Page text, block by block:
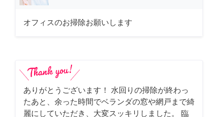
オフィスのお掃除お願いします
ありがとうございます！ 水回りの掃除が終わっ
たあと、余った時間でベランダの窓や網戸まで綺
麗にしていただき、大変スッキリしました。 臨